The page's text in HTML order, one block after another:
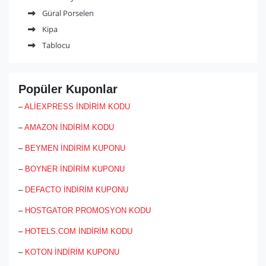
üye olmak gerekmekte ve sayfadan kredi kartı, EFT-havale, BKM
ekspres ile güvenli alışveriş yapılmaktadır.
Güral Porselen
Kipa
Tablocu
Popüler Kuponlar
–ALİEXPRESS İNDİRİM KODU
–AMAZON İNDİRİM KODU
– BEYMEN İNDİRİM KUPONU
– BOYNER İNDİRİM KUPONU
– DEFACTO İNDİRİM KUPONU
– HOSTGATOR PROMOSYON KODU
– HOTELS.COM İNDİRİM KODU
– KOTON İNDİRİM KUPONU